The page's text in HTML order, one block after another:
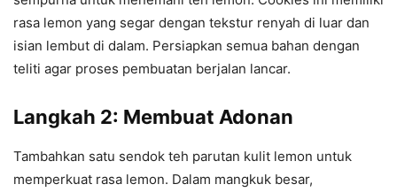
rasa lemon yang segar dengan tekstur renyah di luar dan
isian lembut di dalam. Persiapkan semua bahan dengan
teliti agar proses pembuatan berjalan lancar.
Langkah 2: Membuat Adonan
Tambahkan satu sendok teh parutan kulit lemon untuk
memperkuat rasa lemon. Dalam mangkuk besar,